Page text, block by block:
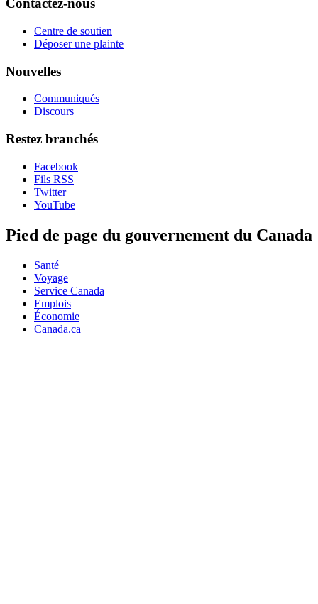
Contactez-nous
Centre de soutien
Déposer une plainte
Nouvelles
Communiqués
Discours
Restez branchés
Facebook
Fils RSS
Twitter
YouTube
Pied de page du gouvernement du Canada
Santé
Voyage
Service Canada
Emplois
Économie
Canada.ca